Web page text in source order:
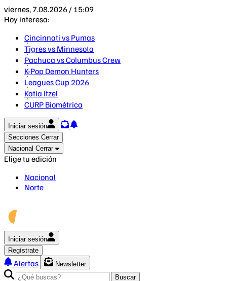
viernes, 7.08.2026 / 15:09
Hoy interesa:
Cincinnati vs Pumas
Tigres vs Minnesota
Pachuca vs Columbus Crew
K-Pop Demon Hunters
Leagues Cup 2026
Katia Itzel
CURP Biométrica
Iniciar sesión
Secciones Cerrar
Nacional Cerrar
Elige tu edición
Nacional
Norte
Iniciar sesión
Regístrate
Alertas
Newsletter
Buscar